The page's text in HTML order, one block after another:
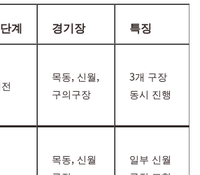
계 경기장 특징
목동, 신월,
구의구장
3개 구장
동시 진행
목동, 신월
일부 신월